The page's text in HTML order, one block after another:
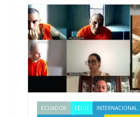
ECUADOR EEUU INTERNACIONAL